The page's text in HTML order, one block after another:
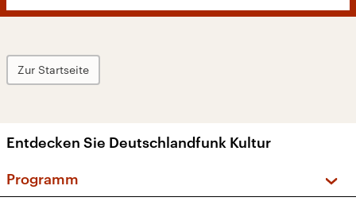
Zur Startseite
Entdecken Sie Deutschlandfunk Kultur
Programm